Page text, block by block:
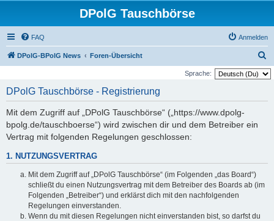
DPolG Tauschbörse
FAQ Anmelden
DPolG-BPolG News Foren-Übersicht
u
Sprache:
DPolG Tauschbörse - Registrierung
Mit dem Zugriff auf „DPolG Tauschbörse“ („https://www.dpolg-
bpolg.de/tauschboerse“) wird zwischen dir und dem Betreiber ein
Vertrag mit folgenden Regelungen geschlossen:
1. NUTZUNGSVERTRAG
Mit dem Zugriff auf „DPolG Tauschbörse“ (im Folgenden „das Board“)
schließt du einen Nutzungsvertrag mit dem Betreiber des Boards ab (im
Folgenden „Betreiber“) und erklärst dich mit den nachfolgenden
Regelungen einverstanden.
Wenn du mit diesen Regelungen nicht einverstanden bist, so darfst du